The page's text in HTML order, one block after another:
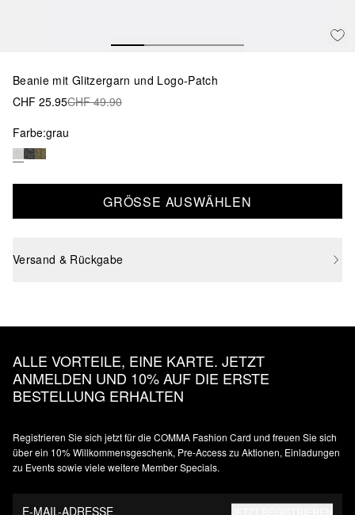
Beanie mit Glitzergarn und Logo-Patch
CHF 25.95CHF 49.90
Farbe:grau
GRÖSSE AUSWÄHLEN
Versand & Rückgabe
ALLE VORTEILE, EINE KARTE. JETZT
ANMELDEN UND 10% AUF DIE ERSTE
BESTELLUNG ERHALTEN
Registrieren Sie sich jetzt für die COMMA Fashion Card und freuen Sie sich
über ein 10% Willkommensgeschenk, Pre-Access zu Aktionen, Einladungen
zu Events sowie viele weitere Member Specials.
E-MAIL-ADRESSE